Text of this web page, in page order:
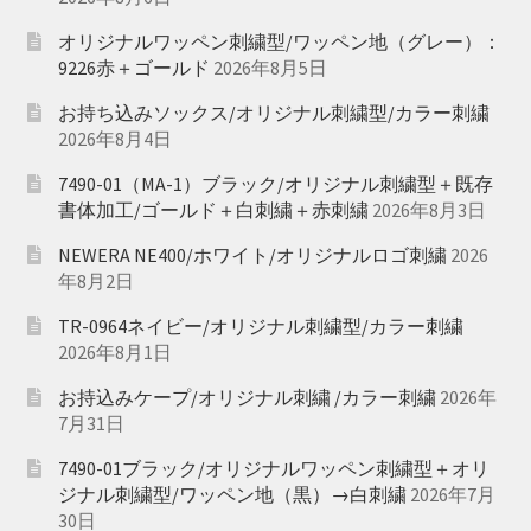
オリジナルワッペン刺繍型/ワッペン地（グレー）：
9226赤＋ゴールド 2026年8月5日
お持ち込みソックス/オリジナル刺繍型/カラー刺繍
2026年8月4日
7490-01（MA-1）ブラック/オリジナル刺繍型＋既存
書体加工/ゴールド＋白刺繍＋赤刺繍 2026年8月3日
NEWERA NE400/ホワイト/オリジナルロゴ刺繍 2026
年8月2日
TR-0964ネイビー/オリジナル刺繍型/カラー刺繍
2026年8月1日
お持込みケープ/オリジナル刺繍 /カラー刺繍 2026年
7月31日
7490-01ブラック/オリジナルワッペン刺繍型＋オリ
ジナル刺繍型/ワッペン地（黒）→白刺繍 2026年7月
30日